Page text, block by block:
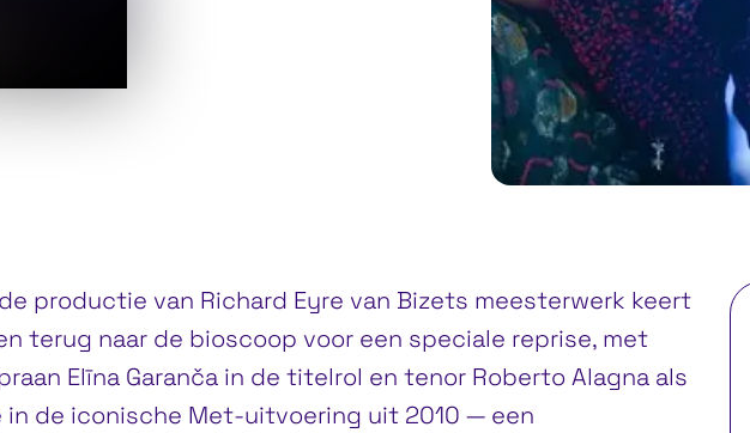
productie van Richard Eyre van Bizets meesterwerk keert
terug naar de bioscoop voor een speciale reprise, met
Elīna Garanča in de titelrol en tenor Roberto Alagna als
in de iconische Met-uitvoering uit 2010 — een